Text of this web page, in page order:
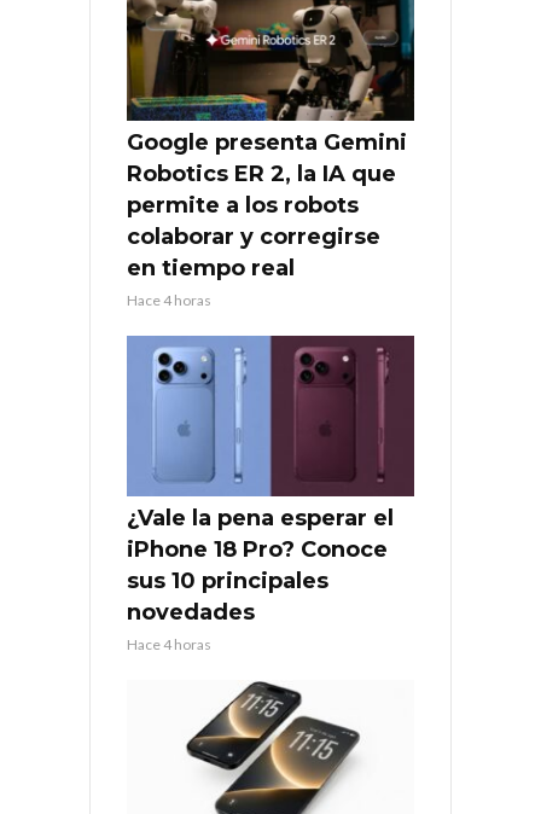
Google presenta Gemini
Robotics ER 2, la IA que
permite a los robots
colaborar y corregirse
en tiempo real
Hace 4 horas
¿Vale la pena esperar el
iPhone 18 Pro? Conoce
sus 10 principales
novedades
Hace 4 horas